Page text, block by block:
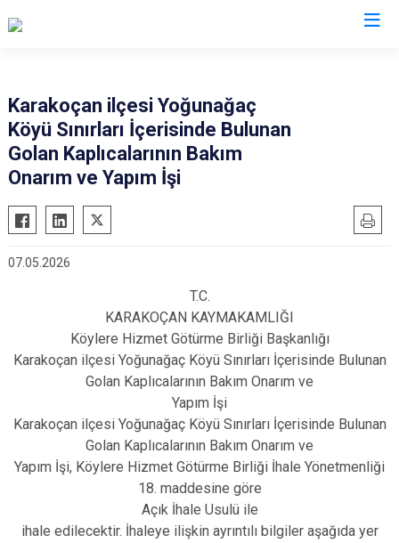
Karakoçan ilçesi Yoğunağaç
Köyü Sınırları İçerisinde Bulunan
Golan Kaplıcalarının Bakım
Onarım ve Yapım İşi
07.05.2026
T.C.
KARAKOÇAN KAYMAKAMLIĞI
Köylere Hizmet Götürme Birliği Başkanlığı
Karakoçan ilçesi Yoğunağaç Köyü Sınırları İçerisinde Bulunan
Golan Kaplıcalarının Bakım Onarım ve
Yapım İşi
Karakoçan ilçesi Yoğunağaç Köyü Sınırları İçerisinde Bulunan
Golan Kaplıcalarının Bakım Onarım ve
Yapım İşi, Köylere Hizmet Götürme Birliği İhale Yönetmenliği
18. maddesine göre
Açık İhale Usulü ile
ihale edilecektir. İhaleye ilişkin ayrıntılı bilgiler aşağıda yer